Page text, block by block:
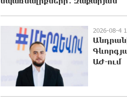
Կաթողիկոսի
իրականացվող
միահեծան
2026-08-4
ԱԺ-ում